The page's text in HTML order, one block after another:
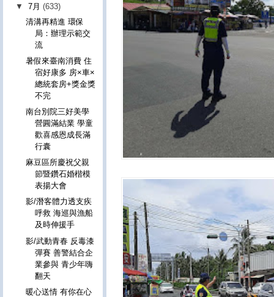
▼7月(633)
清溝再精進 環保
局：辦理示範交
流
暑假來臺南消費 住
宿好康多 房×車×
總統套房+獎金獎
不完
南台別院三好美學
營圓滿結業 學童
歡喜感恩成長滿
行囊
麻豆區所慶祝父親
節暨鑽石婚楷模
表揚大會
影/潛客體力透支疾
呼救 海巡與漁船
及時伸援手
影/武動青春 反毒漆
彈賽 善警結合企
業參與 青少年嗨
翻天
暖心送情 有你在心